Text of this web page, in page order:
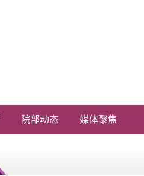
院部动态 媒体聚焦